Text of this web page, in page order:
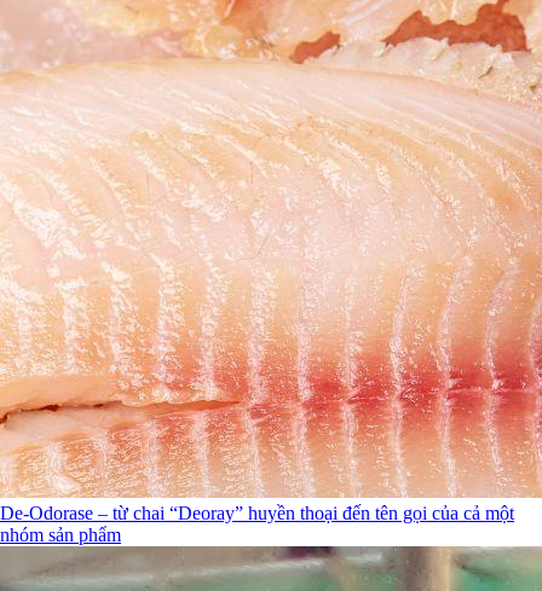
De-Odorase – từ chai “Deoray” huyền thoại đến tên gọi của cả một
nhóm sản phẩm